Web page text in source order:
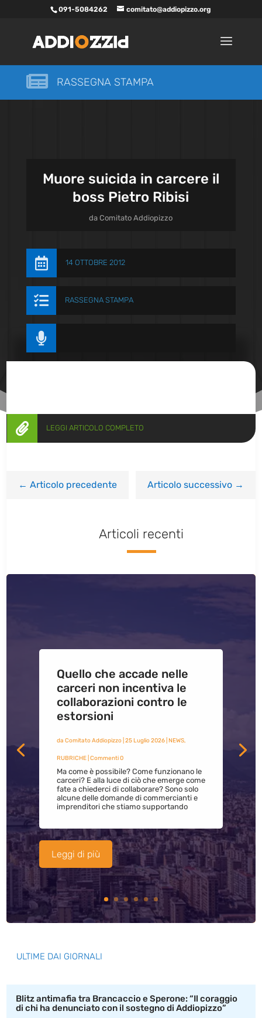
091-5084262 comitato@addiopizzo.org
 RASSEGNA STAMPA
Muore suicida in carcere il
boss Pietro Ribisi
daComitato Addiopizzo
 14 OTTOBRE 2012
 RASSEGNA STAMPA

 LEGGI ARTICOLO COMPLETO
←Articolo precedente Articolo successivo→
Articoli recenti
Quello che accade nelle
carceri non incentiva le
collaborazioni contro le
estorsioni
da Comitato Addiopizzo| 25 Luglio 2026| NEWS,
RUBRICHE| Commenti 0
Ma come è possibile? Come funzionano le
carceri? E alla luce di ciò che emerge come
fate a chiederci di collaborare? Sono solo
alcune delle domande di commercianti e
imprenditori che stiamo supportando
Leggi di più
ULTIME DAI GIORNALI
Blitz antimafia tra Brancaccio e Sperone: “Il coraggio
di chi ha denunciato con il sostegno di Addiopizzo”